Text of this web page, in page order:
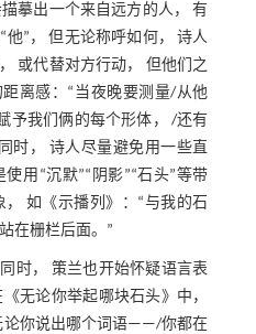
摹出一个来自远方的人， 有
他”， 但无论称呼如何， 诗人
或代替对方行动， 但他们之
离感：“当夜晚要测量/从他
予我们俩的每个形体， /还有
时， 诗人尽量避免用一些直
用“沉默”“阴影”“石头”等带
如《示播列》：“与我的石
在栅栏后面。”
时， 策兰也开始怀疑语言表
无论你举起哪块石头》中，
论你说出哪个词语——/你都在